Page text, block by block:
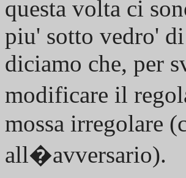
questa volta ci
piu' sotto vedro'
diciamo che, per
modificare il
mossa irregolare
all�avversario).